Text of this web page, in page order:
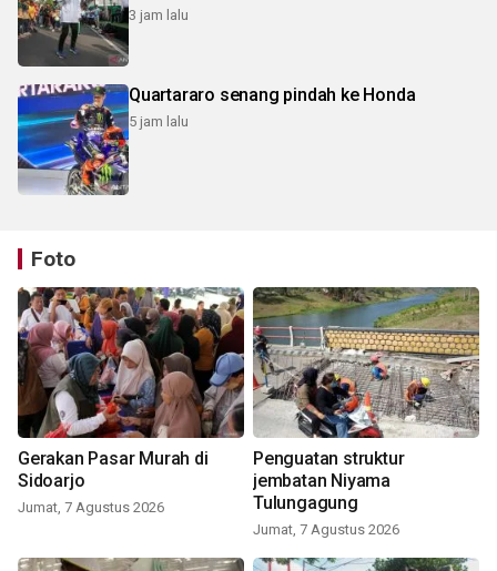
3 jam lalu
Quartararo senang pindah ke Honda
5 jam lalu
Foto
Gerakan Pasar Murah di
Sidoarjo
Jumat, 7 Agustus 2026
Penguatan struktur
jembatan Niyama
Tulungagung
Jumat, 7 Agustus 2026